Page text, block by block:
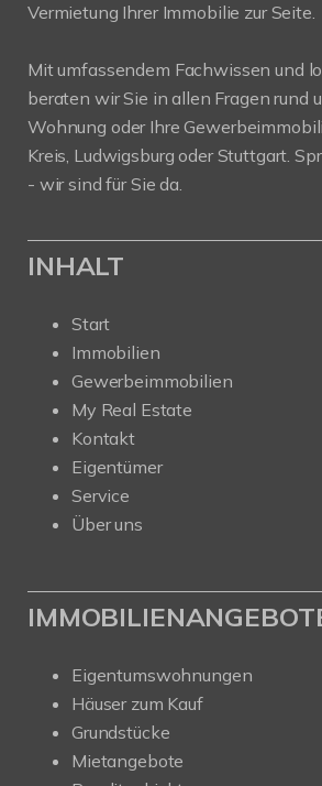
Vermietung Ihrer Immobilie zur Seite.
Mit umfassendem Fachwissen und
beraten wir Sie in allen Fragen rund
Wohnung oder Ihre
Kreis, Ludwigsburg oder Stuttgart.
- wir sind für Sie da.
INHALT
Start
Immobilien
Gewerbeimmobilien
My Real Estate
Kontakt
Eigentümer
Service
Über uns
Eigentumswohnungen
Häuser zum Kauf
Grundstücke
Mietangebote